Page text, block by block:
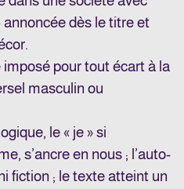
dès le titre et
pour tout écart à la
masculin ou
le « je » si
s’ancre en nous ; l’auto-
fiction ; le texte atteint un